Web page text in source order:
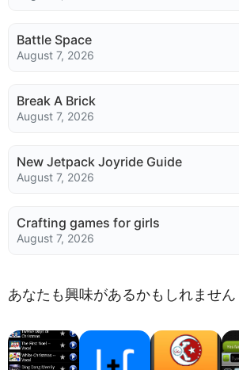
Battle Space
August 7, 2026
Break A Brick
August 7, 2026
New Jetpack Joyride Guide
August 7, 2026
Crafting games for girls
August 7, 2026
あなたも興味があるかもしれません